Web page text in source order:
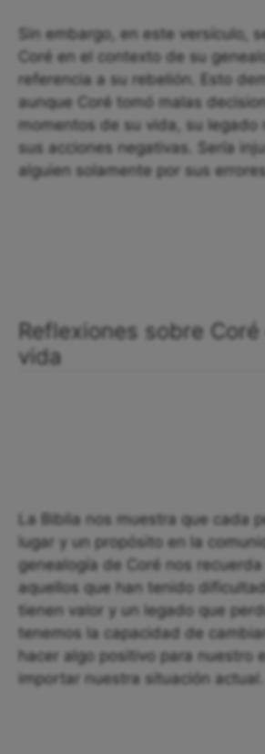
Sin embargo, en este versículo,
Coré en el contexto de su
referencia a su rebelión. Esto
aunque Coré tomó malas
momentos de su vida, su legado
sus acciones negativas. Sería
alguien solamente por sus
Reflexiones sobre
vida
La Biblia nos muestra que cada
lugar y un propósito en la
genealogía de Coré nos
aquellos que han tenido
tienen valor y un legado que
tenemos la capacidad de
hacer algo positivo para nuestro
importar nuestra situación actual.